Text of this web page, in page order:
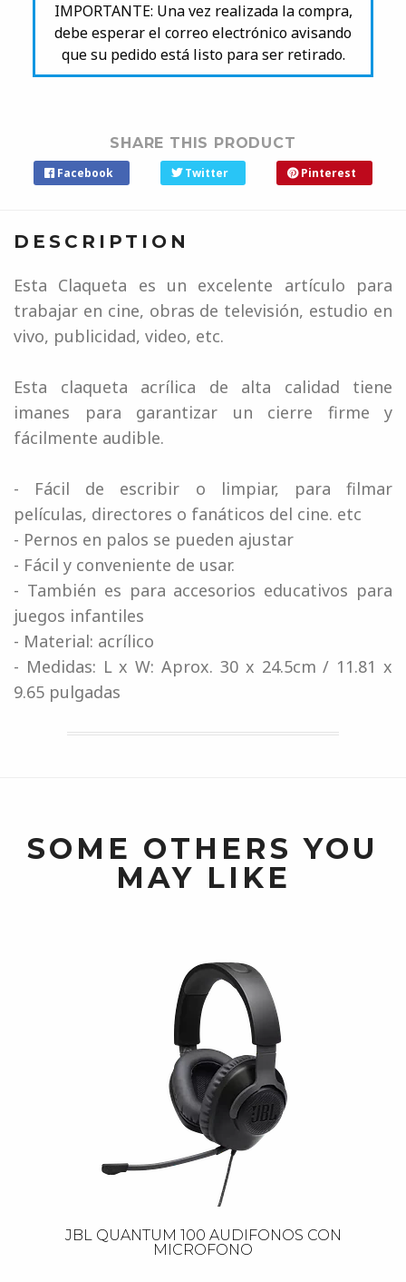
IMPORTANTE: Una vez realizada la compra,
debe esperar el correo electrónico avisando
que su pedido está listo para ser retirado.
SHARE THIS PRODUCT
Facebook Twitter Pinterest
DESCRIPTION
Esta Claqueta es un excelente artículo para
trabajar en cine, obras de televisión, estudio en
vivo, publicidad, video, etc.
Esta claqueta acrílica de alta calidad tiene
imanes para garantizar un cierre firme y
fácilmente audible.
- Fácil de escribir o limpiar, para filmar
películas, directores o fanáticos del cine. etc
- Pernos en palos se pueden ajustar
- Fácil y conveniente de usar.
- También es para accesorios educativos para
juegos infantiles
- Material: acrílico
- Medidas: L x W: Aprox. 30 x 24.5cm / 11.81 x
9.65 pulgadas
SOME OTHERS YOU
MAY LIKE
JBL QUANTUM 100 AUDIFONOS CON
MICROFONO